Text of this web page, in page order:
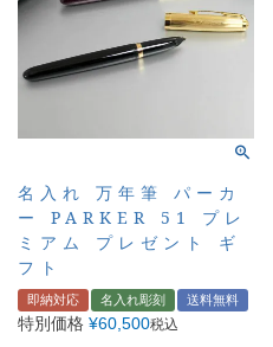
名入れ 万年筆 パーカ
ー PARKER 51 プレ
ミアム プレゼント ギ
フト
即納対応 名入れ彫刻 送料無料
特別価格 ¥60,500税込